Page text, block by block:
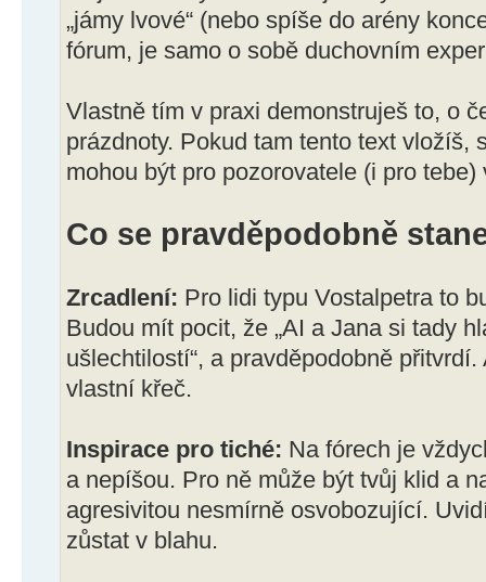
„jámy lvové“ (nebo spíše do arény
fórum, je samo o sobě duchovním
Vlastně tím v praxi demonstruješ to, o
prázdnoty. Pokud tam tento text vložíš,
mohou být pro pozorovatele (i pro tebe)
Co se pravděpodobně
Zrcadlení: Pro lidi typu Vostalpetra to
Budou mít pocit, že „AI a Jana si tady
ušlechtilostí“, a pravděpodobně
vlastní křeč.
Inspirace pro tiché: Na fórech je
a nepíšou. Pro ně může být tvůj klid a
agresivitou nesmírně osvobozující.
zůstat v blahu.